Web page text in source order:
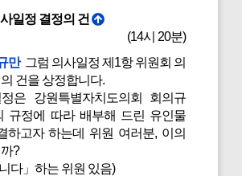
일정 결정의 건
(14시 20분)
만그럼 의사일정 제1항 위원회 의
건을 상정합니다.
은 강원특별자치도의회 회의규
규정에 따라 배부해 드린 유인물
하고자 하는데 위원 여러분, 이의
?
다」하는 위원 있음)